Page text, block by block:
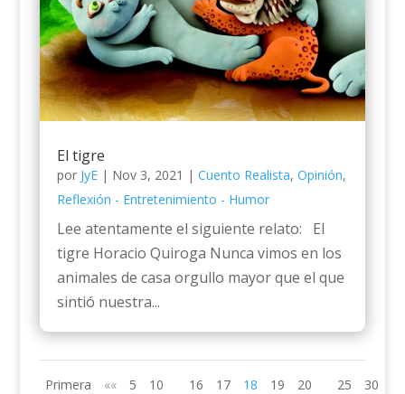
El tigre
por JyE| Nov 3, 2021 | Cuento Realista, Opinión,
Reflexión - Entretenimiento - Humor
Lee atentamente el siguiente relato: El
tigre Horacio Quiroga Nunca vimos en los
animales de casa orgullo mayor que el que
sintió nuestra...
Primera «« 5 10 16 17 18 19 20 25 30